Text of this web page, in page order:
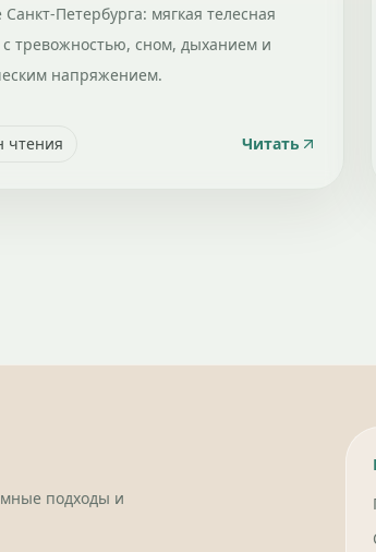
Петербурга: мягкая телесная
с тревожностью, сном, дыханием и
напряжением.
чтения Читать
подходы и